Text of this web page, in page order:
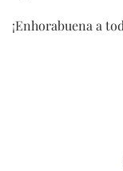
¡Enhorabuena a